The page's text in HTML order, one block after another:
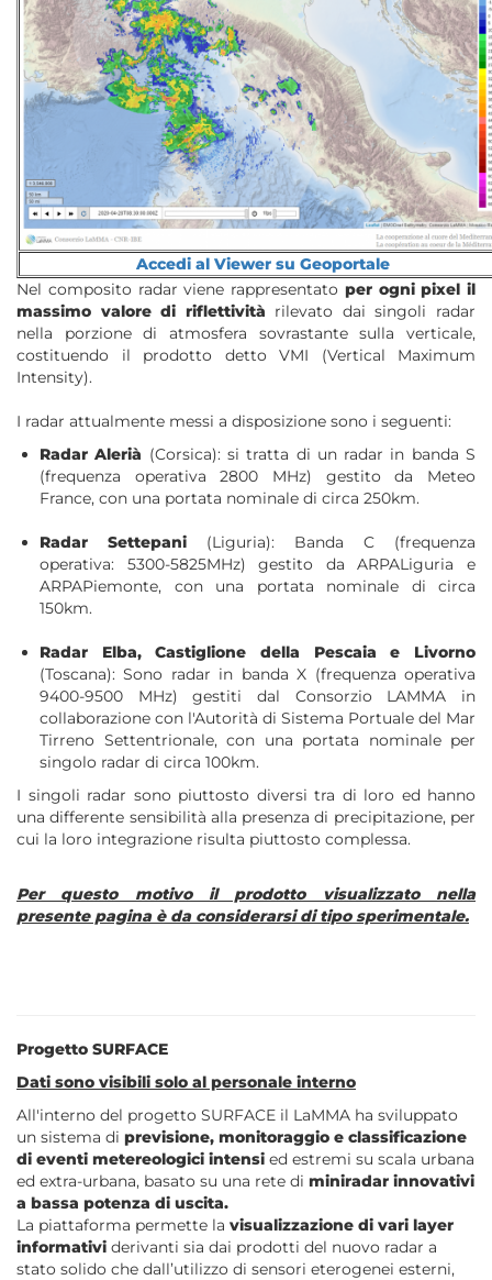
Accedi al Viewer su Geoportale
Nel composito radar viene rappresentato per ogni pixel il
massimo valore di riflettività rilevato dai singoli radar
nella porzione di atmosfera sovrastante sulla verticale,
costituendo il prodotto detto VMI (Vertical Maximum
Intensity).
I radar attualmente messi a disposizione sono i seguenti:
Radar Alerià (Corsica): si tratta di un radar in banda S
(frequenza operativa 2800 MHz) gestito da Meteo
France, con una portata nominale di circa 250km.
Radar Settepani (Liguria): Banda C (frequenza
operativa: 5300-5825MHz) gestito da ARPALiguria e
ARPAPiemonte, con una portata nominale di circa
150km.
Radar Elba, Castiglione della Pescaia e Livorno
(Toscana): Sono radar in banda X (frequenza operativa
9400-9500 MHz) gestiti dal Consorzio LAMMA in
collaborazione con l'Autorità di Sistema Portuale del Mar
Tirreno Settentrionale, con una portata nominale per
singolo radar di circa 100km.
I singoli radar sono piuttosto diversi tra di loro ed hanno
una differente sensibilità alla presenza di precipitazione, per
cui la loro integrazione risulta piuttosto complessa.
Per questo motivo il prodotto visualizzato nella
presente pagina è da considerarsi di tipo sperimentale.
Progetto SURFACE
Dati sono visibili solo al personale interno
All'interno del progetto SURFACE il LaMMA ha sviluppato
un sistema di previsione, monitoraggio e classificazione
di eventi metereologici intensi ed estremi su scala urbana
ed extra-urbana, basato su una rete di miniradar innovativi
a bassa potenza di uscita.
La piattaforma permette la visualizzazione di vari layer
informativi derivanti sia dai prodotti del nuovo radar a
stato solido che dall’utilizzo di sensori eterogenei esterni,